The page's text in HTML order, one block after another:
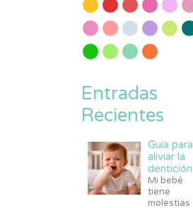
Entradas
Recientes
Guía para
aliviar la
dentición
Mi bebé
tiene
molestias